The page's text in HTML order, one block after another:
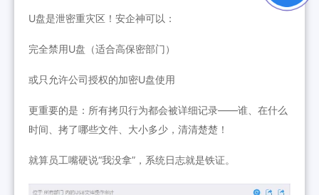
U盘是泄密重灾区！安企神可以：
完全禁用U盘（适合高保密部门）
或只允许公司授权的加密U盘使用
更重要的是：所有拷贝行为都会被详细记录——谁、在什么
时间、拷了哪些文件、大小多少，清清楚楚！
就算员工嘴硬说“我没拿”，系统日志就是铁证。